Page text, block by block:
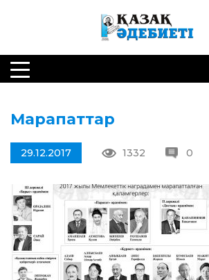
Марапаттар
29.12.2017 1332 0